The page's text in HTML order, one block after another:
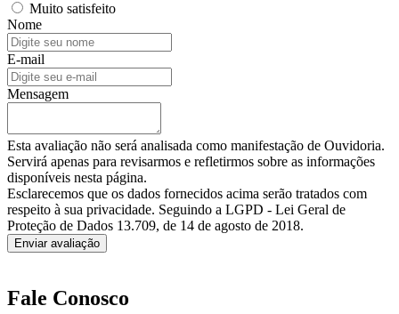
Muito satisfeito
Nome
E-mail
Mensagem
Esta avaliação não será analisada como manifestação de Ouvidoria.
Servirá apenas para revisarmos e refletirmos sobre as informações
disponíveis nesta página.
Esclarecemos que os dados fornecidos acima serão tratados com
respeito à sua privacidade. Seguindo a LGPD - Lei Geral de
Proteção de Dados 13.709, de 14 de agosto de 2018.
Enviar avaliação
Fale Conosco